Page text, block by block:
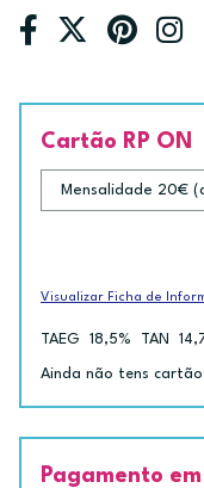
a
ferramenta
poupança
energética
Cartão RP ON
Visualizar Ficha de
TAEG 18,5% TAN
Ainda não tens cartão
Pagamento